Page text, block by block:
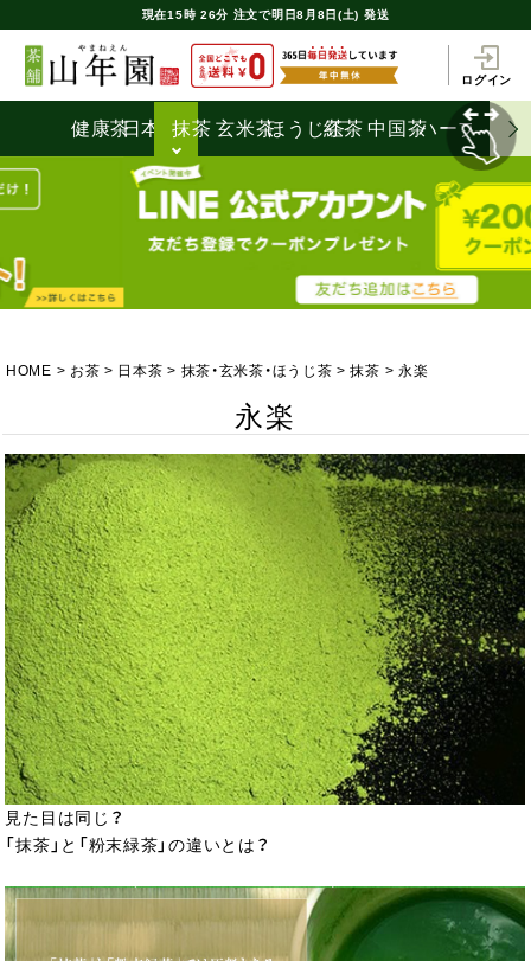
現在15時 26分 注文で明日8月8日(土) 発送
ログイン
健康茶日本茶抹茶 玄米茶ほうじ茶
紅茶 中国茶ハーブティ
HOME お茶 日本茶 抹茶・玄米茶・ほうじ茶 抹茶 永楽
永楽
見た目は同じ？
「抹茶」と「粉末緑茶」の違いとは？